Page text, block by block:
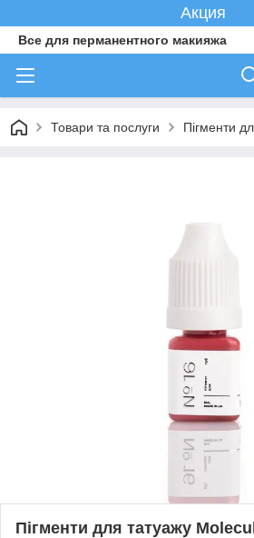
Акция
Все для перманентного макияжа
Товари та послуги Пігменти
Пігменти для татуажу